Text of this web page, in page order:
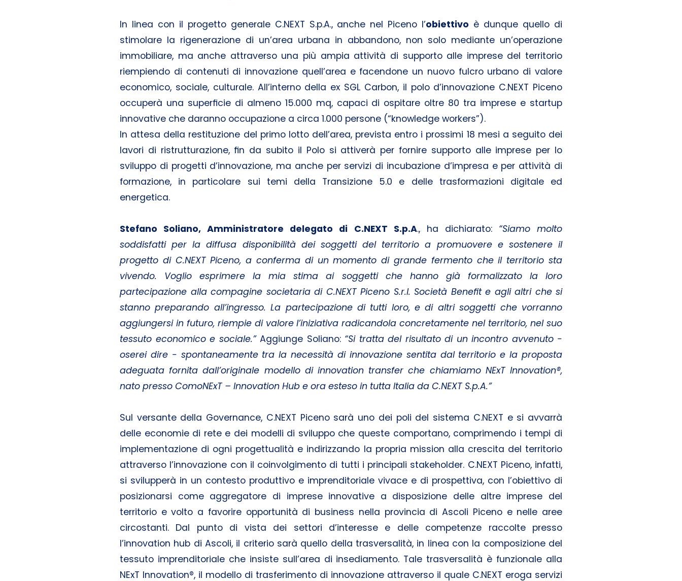
In linea con il progetto generale C.NEXT S.p.A., anche nel Piceno l’obiettivo è dunque quello di
stimolare la rigenerazione di un’area urbana in abbandono, non solo mediante un’operazione
immobiliare, ma anche attraverso una più ampia attività di supporto alle imprese del territorio
riempiendo di contenuti di innovazione quell’area e facendone un nuovo fulcro urbano di valore
economico, sociale, culturale. All’interno della ex SGL Carbon, il polo d’innovazione C.NEXT Piceno
occuperà una superficie di almeno 15.000 mq, capaci di ospitare oltre 80 tra imprese e startup
innovative che daranno occupazione a circa 1.000 persone (“knowledge workers”).
In attesa della restituzione del primo lotto dell’area, prevista entro i prossimi 18 mesi a seguito dei
lavori di ristrutturazione, fin da subito il Polo si attiverà per fornire supporto alle imprese per lo
sviluppo di progetti d’innovazione, ma anche per servizi di incubazione d’impresa e per attività di
formazione, in particolare sui temi della Transizione 5.0 e delle trasformazioni digitale ed
energetica.
Stefano Soliano, Amministratore delegato di C.NEXT S.p.A., ha dichiarato: “Siamo molto
soddisfatti per la diffusa disponibilità dei soggetti del territorio a promuovere e sostenere il
progetto di C.NEXT Piceno, a conferma di un momento di grande fermento che il territorio sta
vivendo. Voglio esprimere la mia stima ai soggetti che hanno già formalizzato la loro
partecipazione alla compagine societaria di C.NEXT Piceno S.r.l. Società Benefit e agli altri che si
stanno preparando all’ingresso. La partecipazione di tutti loro, e di altri soggetti che vorranno
aggiungersi in futuro, riempie di valore l’iniziativa radicandola concretamente nel territorio, nel suo
tessuto economico e sociale.”Aggiunge Soliano:“Si tratta del risultato di un incontro avvenuto -
oserei dire - spontaneamente tra la necessità di innovazione sentita dal territorio e la proposta
adeguata fornita dall’originale modello di innovation transfer che chiamiamo NExT Innovation®,
nato presso ComoNExT – Innovation Hub e ora esteso in tutta Italia da C.NEXT S.p.A.”
Sul versante della Governance, C.NEXT Piceno sarà uno dei poli del sistema C.NEXT e si avvarrà
delle economie di rete e dei modelli di sviluppo che queste comportano, comprimendo i tempi di
implementazione di ogni progettualità e indirizzando la propria mission alla crescita del territorio
attraverso l’innovazione con il coinvolgimento di tutti i principali stakeholder. C.NEXT Piceno, infatti,
si svilupperà in un contesto produttivo e imprenditoriale vivace e di prospettiva, con l’obiettivo di
posizionarsi come aggregatore di imprese innovative a disposizione delle altre imprese del
territorio e volto a favorire opportunità di business nella provincia di Ascoli Piceno e nelle aree
circostanti. Dal punto di vista dei settori d’interesse e delle competenze raccolte presso
l’innovation hub di Ascoli, il criterio sarà quello della trasversalità, in linea con la composizione del
tessuto imprenditoriale che insiste sull’area di insediamento. Tale trasversalità è funzionale alla
NExT Innovation®, il modello di trasferimento di innovazione attraverso il quale C.NEXT eroga servizi